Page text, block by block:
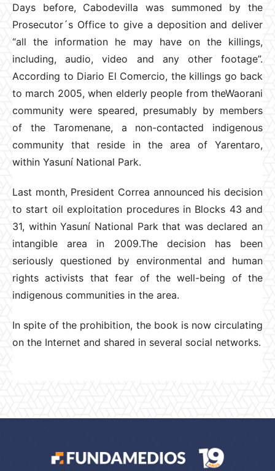
Days before, Cabodevilla was summoned by the
Prosecutor´s Office to give a deposition and deliver
“all the information he may have on the killings,
including, audio, video and any other footage”.
According to Diario El Comercio, the killings go back
to march 2005, when elderly people from theWaorani
community were speared, presumably by members
of the Taromenane, a non-contacted indigenous
community that reside in the area of Yarentaro,
within Yasuní National Park.
Last month, President Correa announced his decision
to start oil exploitation procedures in Blocks 43 and
31, within Yasuní National Park that was declared an
intangible area in 2009.The decision has been
seriously questioned by environmental and human
rights activists that fear of the well-being of the
indigenous communities in the area.
In spite of the prohibition, the book is now circulating
on the Internet and shared in several social networks.